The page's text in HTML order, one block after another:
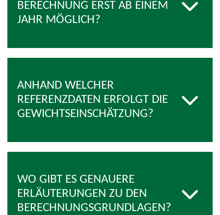
BERECHNUNG ERST AB EINEM
JAHR MÖGLICH?
ANHAND WELCHER
REFERENZDATEN ERFOLGT DIE
GEWICHTSEINSCHÄTZUNG?
WO GIBT ES GENAUERE
ERLÄUTERUNGEN ZU DEN
BERECHNUNGSGRUNDLAGEN?